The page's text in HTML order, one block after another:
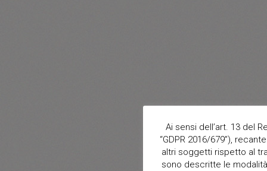
Ai sensi dell’art. 13 del
“GDPR 2016/679”),
altri soggetti rispetto al
sono descritte le